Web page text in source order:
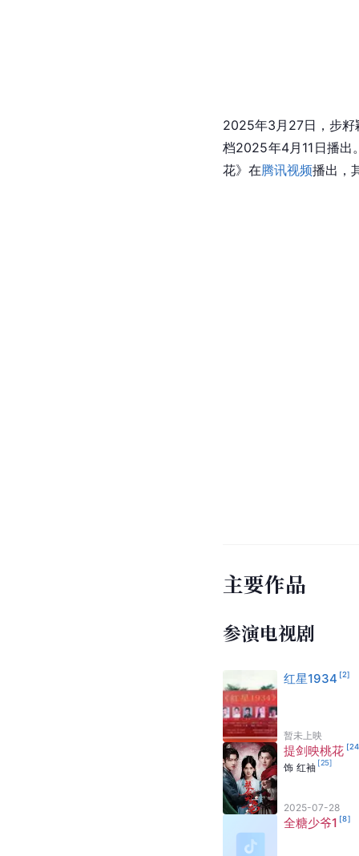
2025年3月27日，步籽
档2025年4月11日播出
花》在腾讯视频播出，
主要作品
参演电视剧
红星1934 [2]
暂未上映
提剑映桃花 [24
饰 红袖 [25]
2025-07-28
全糖少爷1 [8]